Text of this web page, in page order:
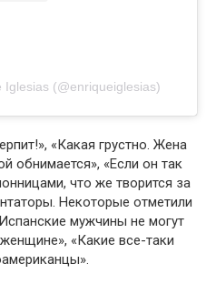
Iglesias (@enriqueiglesias)
«Какая грустно. Жена
обнимается», «Если он так
что же творится за
Некоторые отметили
мужчины не могут
«Какие все-таки